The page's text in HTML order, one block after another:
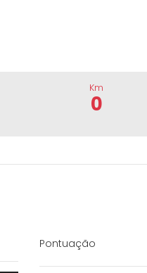
Km
0
Pontuação